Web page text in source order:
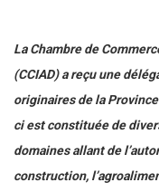
La Chambre de
(CCIAD) a reçu une
originaires de la
ci est constituée de
domaines allant de
construction,